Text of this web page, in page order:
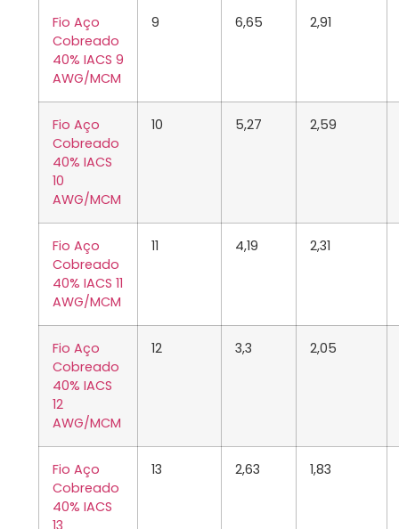
Fio Aço
Cobreado
40% IACS 9
AWG/MCM
9 6,65 2,91
Fio Aço
Cobreado
40% IACS
10
AWG/MCM
10 5,27 2,59
Fio Aço
Cobreado
40% IACS 11
AWG/MCM
11 4,19 2,31
Fio Aço
Cobreado
40% IACS
12
AWG/MCM
12 3,3 2,05
Fio Aço
Cobreado
40% IACS
13 2,63 1,83